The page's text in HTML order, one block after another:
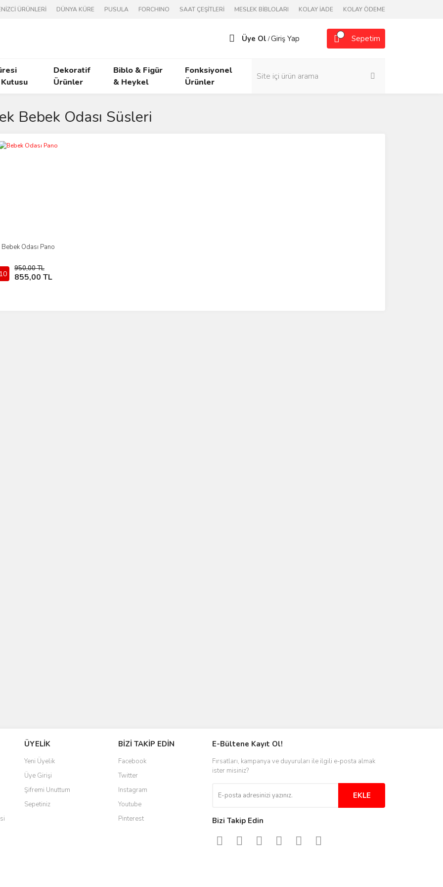
ÜRÜNLERİ DÜNYA KÜRE PUSULA FORCHINO SAAT ÇEŞİTLERİ MESLEK BİBLOLARI KOLAY İADE KOLAY ÖDEME
Üye Ol /Giriş Yap Sepetim
Dekoratif
Ürünler
Biblo & Figür
& Heykel
Fonksiyonel
Ürünler
Bebek Odası Süsleri
Bebek Odası Pano
950,00 TL
855,00 TL
İncele
Sepete Ekle
ÜYELİK
Yeni Üyelik
Üye Girişi
Şifremi Unuttum
Sepetiniz
BİZİ TAKİP EDİN
Facebook
Twitter
Instagram
Youtube
Pinterest
E-Bültene Kayıt Ol!
Fırsatları, kampanya ve duyuruları ile ilgili e-posta almak
ister misiniz?
EKLE
Bizi Takip Edin